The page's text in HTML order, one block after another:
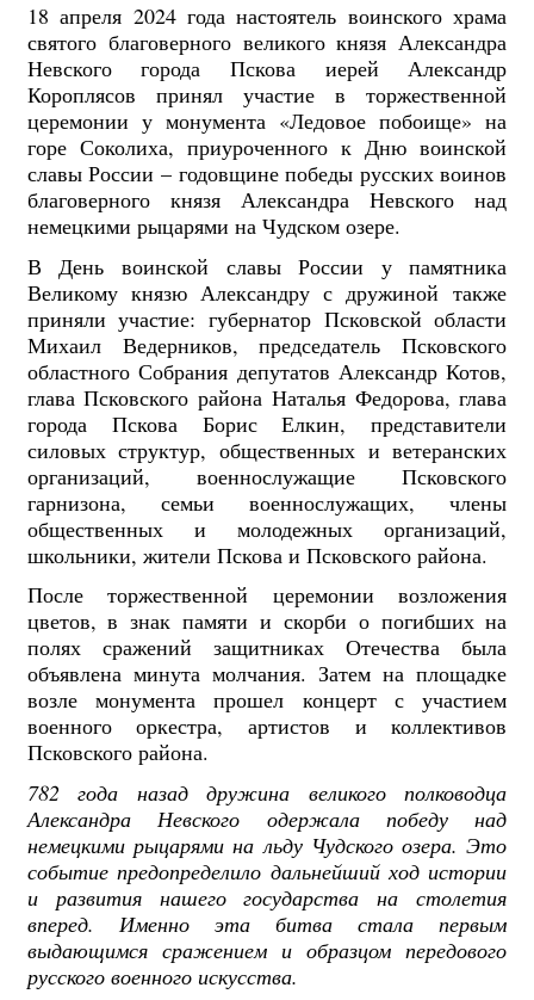
18 апреля 2024 года настоятель воинского храма
святого благоверного великого князя Александра
Невского города Пскова иерей Александр
Короплясов принял участие в торжественной
церемонии у монумента «Ледовое побоище» на
горе Соколиха, приуроченного к Дню воинской
славы России – годовщине победы русских воинов
благоверного князя Александра Невского над
немецкими рыцарями на Чудском озере.
В День воинской славы России у памятника
Великому князю Александру с дружиной также
приняли участие: губернатор Псковской области
Михаил Ведерников, председатель Псковского
областного Собрания депутатов Александр Котов,
глава Псковского района Наталья Федорова, глава
города Пскова Борис Елкин, представители
силовых структур, общественных и ветеранских
организаций, военнослужащие Псковского
гарнизона, семьи военнослужащих, члены
общественных и молодежных организаций,
школьники, жители Пскова и Псковского района.
После торжественной церемонии возложения
цветов, в знак памяти и скорби о погибших на
полях сражений защитниках Отечества была
объявлена минута молчания. Затем на площадке
возле монумента прошел концерт с участием
военного оркестра, артистов и коллективов
Псковского района.
782 года назад дружина великого полководца
Александра Невского одержала победу над
немецкими рыцарями на льду Чудского озера. Это
событие предопределило дальнейший ход истории
и развития нашего государства на столетия
вперед. Именно эта битва стала первым
выдающимся сражением и образцом передового
русского военного искусства.